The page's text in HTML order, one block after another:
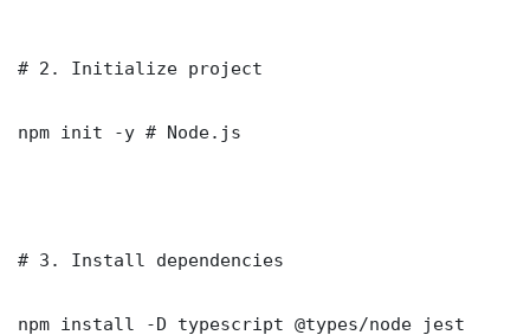
# 2. Initialize project
npm init -y # Node.js
# 3. Install dependencies
npm install -D typescript @types/node jest